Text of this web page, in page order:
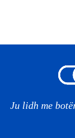
Ju lidh me